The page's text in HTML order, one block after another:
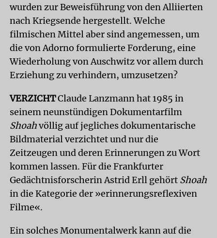
wurden zur Beweisführung von den Alliierten
nach Kriegsende hergestellt. Welche
filmischen Mittel aber sind angemessen, um
die von Adorno formulierte Forderung, eine
Wiederholung von Auschwitz vor allem durch
Erziehung zu verhindern, umzusetzen?
VERZICHTClaude Lanzmann hat 1985 in
seinem neunstündigen Dokumentarfilm
Shoahvöllig auf jegliches dokumentarische
Bildmaterial verzichtet und nur die
Zeitzeugen und deren Erinnerungen zu Wort
kommen lassen. Für die Frankfurter
Gedächtnisforscherin Astrid Erll gehört Shoah
in die Kategorie der »erinnerungsreflexiven
Filme«.
Ein solches Monumentalwerk kann auf die